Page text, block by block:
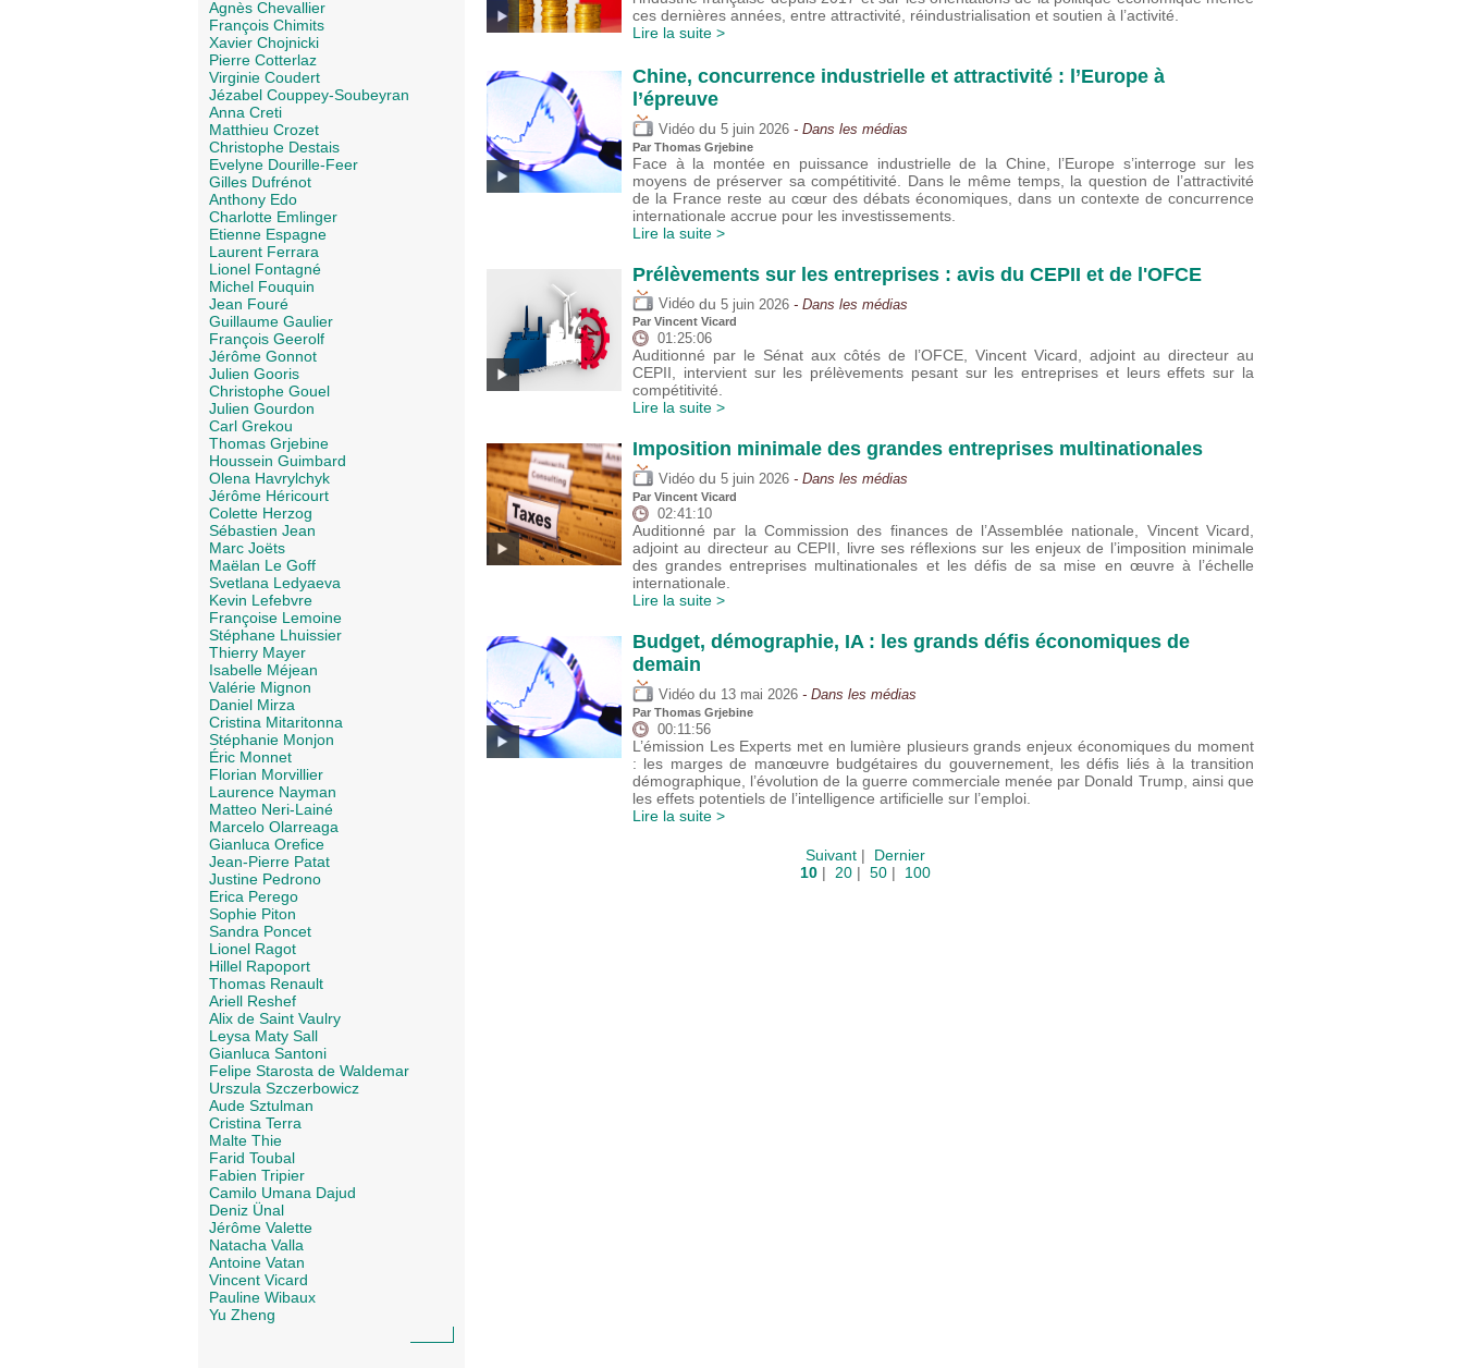
Agnès Chevallier
François Chimits
Xavier Chojnicki
Pierre Cotterlaz
Virginie Coudert
Jézabel Couppey-Soubeyran
Anna Creti
Matthieu Crozet
Christophe Destais
Evelyne Dourille-Feer
Gilles Dufrénot
Anthony Edo
Charlotte Emlinger
Etienne Espagne
Laurent Ferrara
Lionel Fontagné
Michel Fouquin
Jean Fouré
Guillaume Gaulier
François Geerolf
Jérôme Gonnot
Julien Gooris
Christophe Gouel
Julien Gourdon
Carl Grekou
Thomas Grjebine
Houssein Guimbard
Olena Havrylchyk
Jérôme Héricourt
Colette Herzog
Sébastien Jean
Marc Joëts
Maëlan Le Goff
Svetlana Ledyaeva
Kevin Lefebvre
Françoise Lemoine
Stéphane Lhuissier
Thierry Mayer
Isabelle Méjean
Valérie Mignon
Daniel Mirza
Cristina Mitaritonna
Stéphanie Monjon
Éric Monnet
Florian Morvillier
Laurence Nayman
Matteo Neri-Lainé
Marcelo Olarreaga
Gianluca Orefice
Jean-Pierre Patat
Justine Pedrono
Erica Perego
Sophie Piton
Sandra Poncet
Lionel Ragot
Hillel Rapoport
Thomas Renault
Ariell Reshef
Alix de Saint Vaulry
Leysa Maty Sall
Gianluca Santoni
Felipe Starosta de Waldemar
Urszula Szczerbowicz
Aude Sztulman
Cristina Terra
Malte Thie
Farid Toubal
Fabien Tripier
Camilo Umana Dajud
Deniz Ünal
Jérôme Valette
Natacha Valla
Antoine Vatan
Vincent Vicard
Pauline Wibaux
Yu Zheng
ces dernières années, entre attractivité, réindustrialisation et soutien à l’activité.
Lire la suite >
Chine, concurrence industrielle et attractivité : l’Europe à
l’épreuve
Vidéo du 5 juin 2026 - Dans les médias
Par Thomas Grjebine
Face à la montée en puissance industrielle de la Chine, l’Europe s’interroge sur les
moyens de préserver sa compétitivité. Dans le même temps, la question de l’attractivité
de la France reste au cœur des débats économiques, dans un contexte de concurrence
internationale accrue pour les investissements.
Lire la suite >
Prélèvements sur les entreprises : avis du CEPII et de l'OFCE
Vidéo du 5 juin 2026 - Dans les médias
Par Vincent Vicard
01:25:06
Auditionné par le Sénat aux côtés de l’OFCE, Vincent Vicard, adjoint au directeur au
CEPII, intervient sur les prélèvements pesant sur les entreprises et leurs effets sur la
compétitivité.
Lire la suite >
Imposition minimale des grandes entreprises multinationales
Vidéo du 5 juin 2026 - Dans les médias
Par Vincent Vicard
02:41:10
Auditionné par la Commission des finances de l’Assemblée nationale, Vincent Vicard,
adjoint au directeur au CEPII, livre ses réflexions sur les enjeux de l’imposition minimale
des grandes entreprises multinationales et les défis de sa mise en œuvre à l’échelle
internationale.
Lire la suite >
Budget, démographie, IA : les grands défis économiques de
demain
Vidéo du 13 mai 2026 - Dans les médias
Par Thomas Grjebine
00:11:56
L’émission Les Experts met en lumière plusieurs grands enjeux économiques du moment
: les marges de manœuvre budgétaires du gouvernement, les défis liés à la transition
démographique, l’évolution de la guerre commerciale menée par Donald Trump, ainsi que
les effets potentiels de l’intelligence artificielle sur l’emploi.
Lire la suite >
Suivant| Dernier
10| 20| 50| 100